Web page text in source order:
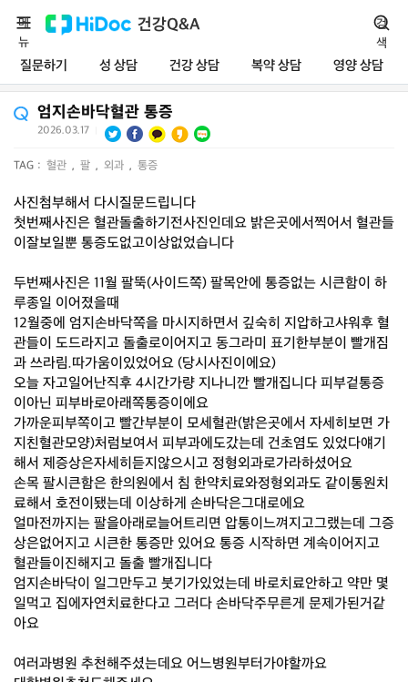
건강Q&A
질문하기 성 상담 건강 상담 복약 상담 영양 상담
메
뉴
검
색
엄지손바닥혈관 통증
2026.03.17
TAG : 혈관 , 팔 , 외과 , 통증
사진첨부해서 다시질문드립니다
첫번째사진은 혈관돌출하기전사진인데요 밝은곳에서찍어서 혈관들
이잘보일뿐 통증도없고이상없었습니다
두번째사진은 11월 팔뚝(사이드쪽) 팔목안에 통증없는 시큰함이 하
루종일 이어졌을때
12월중에 엄지손바닥쪽을 마시지하면서 깊숙히 지압하고샤워후 혈
관들이 도드라지고 돌출로이어지고 동그라미 표기한부분이 빨개짐
과 쓰라림.따가움이있었어요 (당시사진이에요)
오늘 자고일어난직후 4시간가량 지나니깐 빨개집니다 피부겉통증
이아닌 피부바로아래쪽통증이에요
가까운피부쪽이고 빨간부분이 모세혈관(밝은곳에서 자세히보면 가
지친혈관모양)처럼보여서 피부과에도갔는데 건초염도 있었다얘기
해서 제증상은자세히듣지않으시고 정형외과로가라하셨어요
손목 팔시큰함은 한의원에서 침 한약치료와정형외과도 같이통원치
료해서 호전이됐는데 이상하게 손바닥은그대로에요
얼마전까지는 팔을아래로늘어트리면 압통이느껴지고그랬는데 그증
상은없어지고 시큰한 통증만 있어요 통증 시작하면 계속이어지고
혈관들이진해지고 돌출 빨개집니다
엄지손바닥이 일그만두고 붓기가있었는데 바로치료안하고 약만 몇
일먹고 집에자연치료한다고 그러다 손바닥주무른게 문제가된거같
아요
여러과병원 추천해주셨는데요 어느병원부터가야할까요